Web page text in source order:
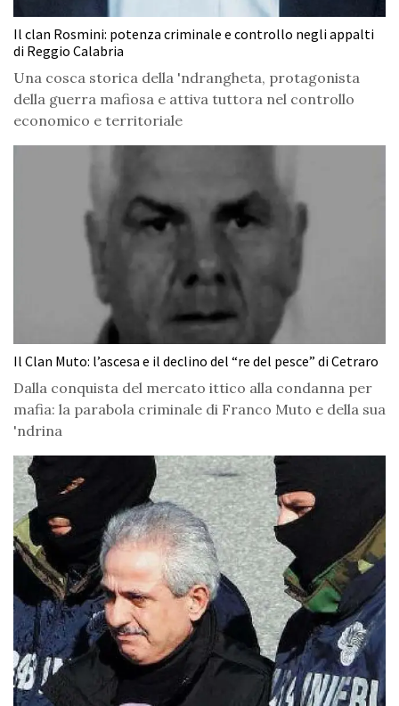
Il clan Rosmini: potenza criminale e controllo negli appalti
di Reggio Calabria
Una cosca storica della 'ndrangheta, protagonista
della guerra mafiosa e attiva tuttora nel controllo
economico e territoriale
Il Clan Muto: l’ascesa e il declino del “re del pesce” di Cetraro
Dalla conquista del mercato ittico alla condanna per
mafia: la parabola criminale di Franco Muto e della sua
'ndrina